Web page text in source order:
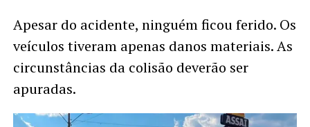
Apesar do acidente, ninguém ficou ferido. Os
veículos tiveram apenas danos materiais. As
circunstâncias da colisão deverão ser
apuradas.